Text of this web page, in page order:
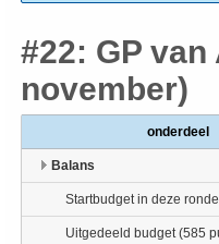
#22: GP
november)
onderdeel
Balans
Startbudget in deze ronde
Uitgedeeld budget (585